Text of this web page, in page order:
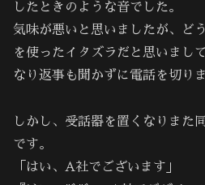
したときのような音でした。
気味が悪いと思いましたが、ど
を使ったイタズラだと思いまし
なり返事も聞かずに電話を切り
しかし、受話器を置くなりまた
です。
「はい、A社でございます」